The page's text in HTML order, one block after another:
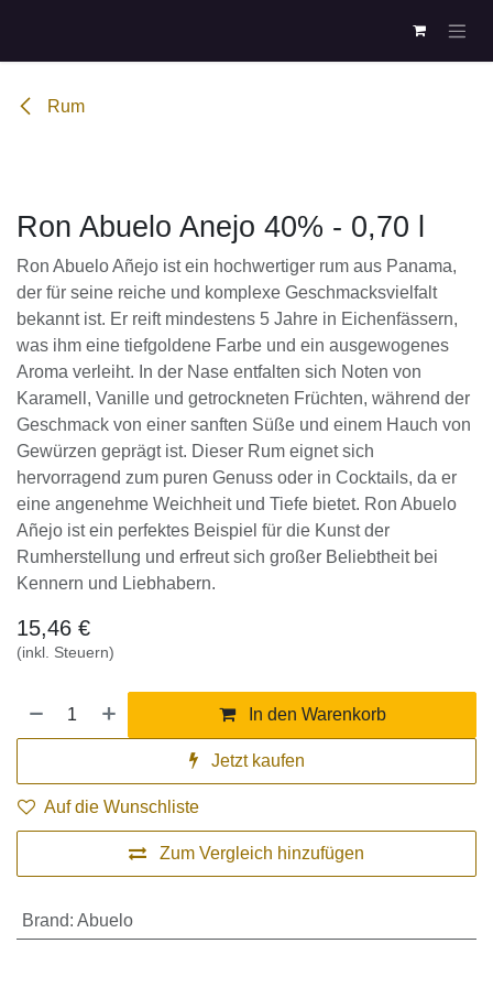
Rum
Ron Abuelo Anejo 40% - 0,70 l
Ron Abuelo Añejo ist ein hochwertiger rum aus
Panama, der für seine reiche und komplexe
Geschmacksvielfalt bekannt ist. Er reift mindestens
5 Jahre in Eichenfässern, was ihm eine tiefgoldene
Farbe und ein ausgewogenes Aroma verleiht. In der
Nase entfalten sich Noten von Karamell, Vanille und
getrockneten Früchten, während der Geschmack
von einer sanften Süße und einem Hauch von
Gewürzen geprägt ist. Dieser Rum eignet sich
hervorragend zum puren Genuss oder in Cocktails,
da er eine angenehme Weichheit und Tiefe bietet.
Ron Abuelo Añejo ist ein perfektes Beispiel für die
Kunst der Rumherstellung und erfreut sich großer
15,46€
In den Warenkorb
Jetzt kaufen
Zum Vergleich hinzufügen
Auf die Wunschliste
Brand:Abuelo